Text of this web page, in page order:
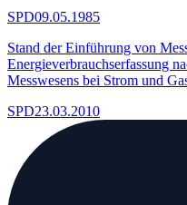
SPD09.05.1985
Stand der Einführung von
Energieverbrauchserfassung
Messwesens bei Strom und
SPD23.03.2010